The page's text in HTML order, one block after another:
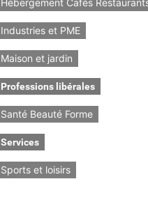
Hébergement Cafés
Industries et PME
Maison et jardin
Professions libérales
Santé Beauté Forme
Services
Sports et loisirs